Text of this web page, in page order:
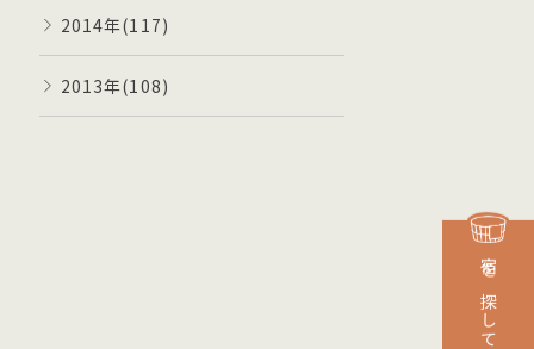
2014年(117)
2013年(108)
宿を探して予約